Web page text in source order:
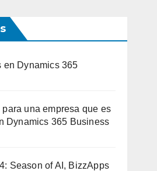
en Dynamics 365
una empresa que es
Dynamics 365 Business
Season of AI, BizzApps